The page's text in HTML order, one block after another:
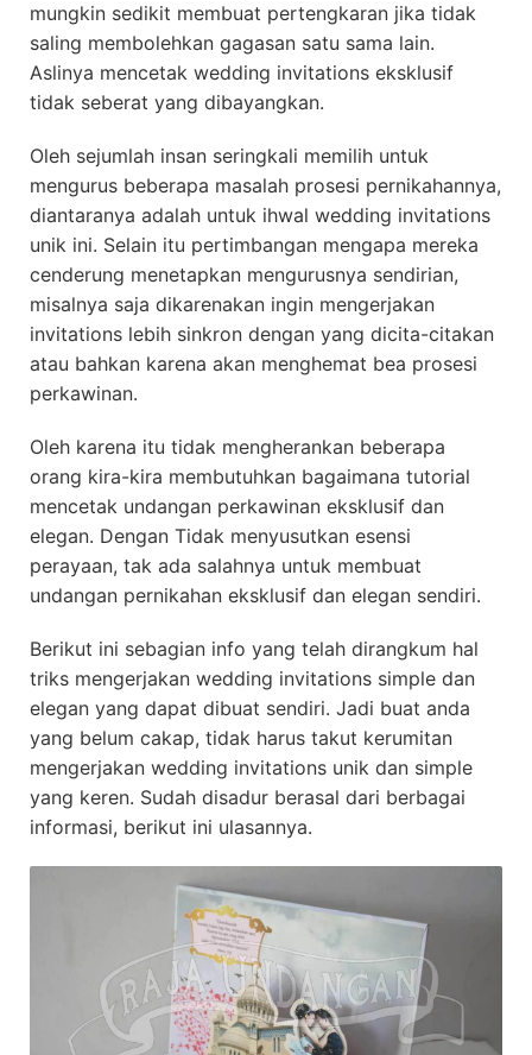
mungkin sedikit membuat pertengkaran jika tidak
saling membolehkan gagasan satu sama lain.
Aslinya mencetak wedding invitations eksklusif
tidak seberat yang dibayangkan.
Oleh sejumlah insan seringkali memilih untuk
mengurus beberapa masalah prosesi pernikahannya,
diantaranya adalah untuk ihwal wedding invitations
unik ini. Selain itu pertimbangan mengapa mereka
cenderung menetapkan mengurusnya sendirian,
misalnya saja dikarenakan ingin mengerjakan
invitations lebih sinkron dengan yang dicita-citakan
atau bahkan karena akan menghemat bea prosesi
perkawinan.
Oleh karena itu tidak mengherankan beberapa
orang kira-kira membutuhkan bagaimana tutorial
mencetak undangan perkawinan eksklusif dan
elegan. Dengan Tidak menyusutkan esensi
perayaan, tak ada salahnya untuk membuat
undangan pernikahan eksklusif dan elegan sendiri.
Berikut ini sebagian info yang telah dirangkum hal
triks mengerjakan wedding invitations simple dan
elegan yang dapat dibuat sendiri. Jadi buat anda
yang belum cakap, tidak harus takut kerumitan
mengerjakan wedding invitations unik dan simple
yang keren. Sudah disadur berasal dari berbagai
informasi, berikut ini ulasannya.